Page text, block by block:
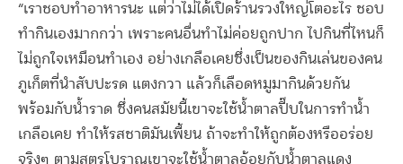
“เราชอบทำอาหารนะ แต่ว่าไม่ได้เปิดร้านรวงใหญ่โตอะไร ชอบ
ทำกินเองมากกว่า เพราะคนอื่นทำไม่ค่อยถูกปาก ไปกินที่ไหนก็
ไม่ถูกใจเหมือนทำเอง อย่างเกลือเคยซึ่งเป็นของกินเล่นของคน
ภูเก็ตที่นำสับปะรด แตงกวา แล้วก็เลือดหมูมากินด้วยกัน
พร้อมกับน้ำราด ซึ่งคนสมัยนี้เขาจะใช้น้ำตาลปี๊บในการทำน้ำ
เกลือเคย ทำให้รสชาติมันเพี้ยน ถ้าจะทำให้ถูกต้องหรืออร่อย
จริงๆ ตามสูตรโบราณเขาจะใช้น้ำตาลอ้อยกับน้ำตาลแดง